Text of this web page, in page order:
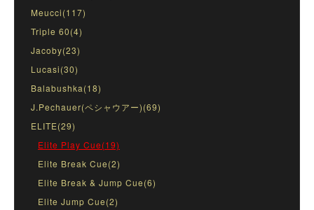
Meucci(117)
Triple 60(4)
Jacoby(23)
Lucasi(30)
Balabushka(18)
J.Pechauer(ペシャウアー)(69)
ELITE(29)
Elite Play Cue(19)
Elite Break Cue(2)
Elite Break & Jump Cue(6)
Elite Jump Cue(2)